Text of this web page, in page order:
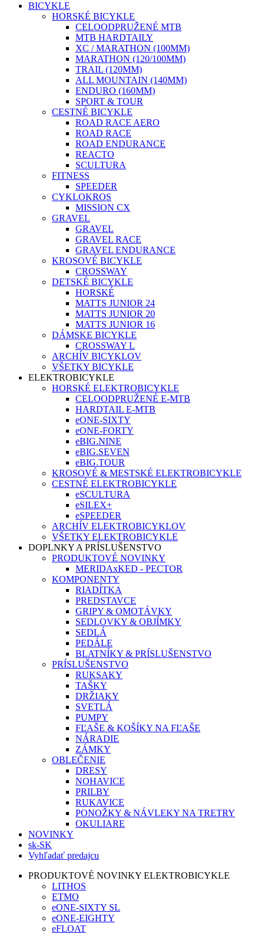
BICYKLE
HORSKÉ BICYKLE
CELOODPRUŽENÉ MTB
MTB HARDTAILY
XC / MARATHON (100MM)
MARATHON (120/100MM)
TRAIL (120MM)
ALL MOUNTAIN (140MM)
ENDURO (160MM)
SPORT & TOUR
CESTNÉ BICYKLE
ROAD RACE AERO
ROAD RACE
ROAD ENDURANCE
REACTO
SCULTURA
FITNESS
SPEEDER
CYKLOKROS
MISSION CX
GRAVEL
GRAVEL
GRAVEL RACE
GRAVEL ENDURANCE
KROSOVÉ BICYKLE
CROSSWAY
DETSKÉ BICYKLE
HORSKÉ
MATTS JUNIOR 24
MATTS JUNIOR 20
MATTS JUNIOR 16
DÁMSKE BICYKLE
CROSSWAY L
ARCHÍV BICYKLOV
VŠETKY BICYKLE
ELEKTROBICYKLE
HORSKÉ ELEKTROBICYKLE
CELOODPRUŽENÉ E-MTB
HARDTAIL E-MTB
eONE-SIXTY
eONE-FORTY
eBIG.NINE
eBIG.SEVEN
eBIG.TOUR
KROSOVÉ & MESTSKÉ ELEKTROBICYKLE
CESTNÉ ELEKTROBICYKLE
eSCULTURA
eSILEX+
eSPEEDER
ARCHÍV ELEKTROBICYKLOV
VŠETKY ELEKTROBICYKLE
DOPLNKY A PRÍSLUŠENSTVO
PRODUKTOVÉ NOVINKY
MERIDAxKED - PECTOR
KOMPONENTY
RIADÍTKA
PREDSTAVCE
GRIPY & OMOTÁVKY
SEDLOVKY & OBJÍMKY
SEDLÁ
PEDÁLE
BLATNÍKY & PRÍSLUŠENSTVO
PRÍSLUŠENSTVO
RUKSAKY
TAŠKY
DRŽIAKY
SVETLÁ
PUMPY
FĽAŠE & KOŠÍKY NA FĽAŠE
NÁRADIE
ZÁMKY
OBLEČENIE
DRESY
NOHAVICE
PRILBY
RUKAVICE
PONOŽKY & NÁVLEKY NA TRETRY
OKULIARE
NOVINKY
sk-SK
Vyhľadať predajcu
PRODUKTOVÉ NOVINKY ELEKTROBICYKLE
LITHOS
ETMO
eONE-SIXTY SL
eONE-EIGHTY
eFLOAT